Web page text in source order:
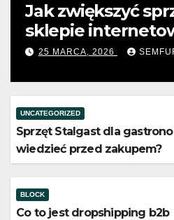
sprzedaż w
dzięki
SEMFURY
UNCATEGORIZED
Sprzęt Stalgast dla
wiedzieć przed zakupem?
BLOCK
Co to jest dropshipping b2b